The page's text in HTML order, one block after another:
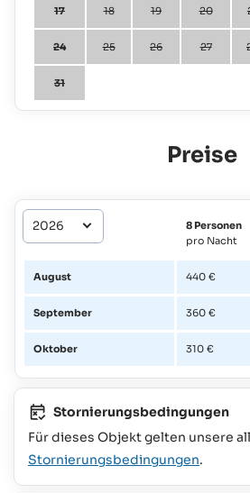
17 18 19 20
24 25 26 27
31
Preise
8 Personen
pro Nacht
August 440 €
September 360 €
Oktober 310 €
Stornierungsbedingungen
Für dieses Objekt gelten unsere
Stornierungsbedingungen.